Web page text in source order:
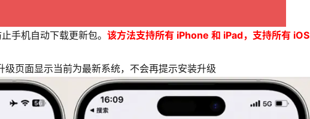
手机自动下载更新包。 该方法支持所有 iPhone 和 iPad，支持所有 iOS
页面显示当前为最新系统，不会再提示安装升级